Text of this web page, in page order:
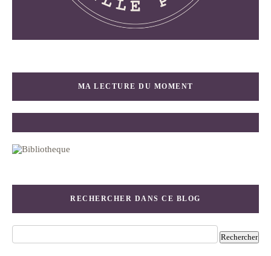
MA LECTURE DU MOMENT
RECHERCHER DANS CE BLOG